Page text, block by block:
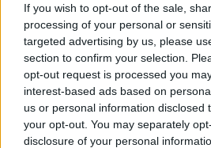
If you wish to opt-out of the sale,
processing of your personal or
targeted advertising by us, please
section to confirm your selection.
opt-out request is processed you
interest-based ads based on
us or personal information disclosed
your opt-out. You may separately
disclosure of your personal